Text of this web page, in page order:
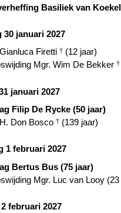
Basiliek van
30 januari 2027
Firetti † (12 jaar)
Mgr. Wim De Bekker †
januari 2027
Filip De Rycke (50 jaar)
Don Bosco † (139 jaar)
1 februari 2027
Bertus Bus (75 jaar)
Mgr. Luc van Looy (23
februari 2027